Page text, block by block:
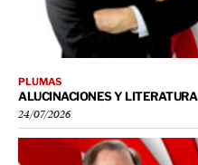
PLUMAS
ALUCINACIONES Y LITERATURA
24/07/2026